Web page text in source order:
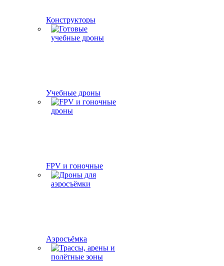
Конструкторы
Учебные дроны
FPV и гоночные
Аэросъёмка